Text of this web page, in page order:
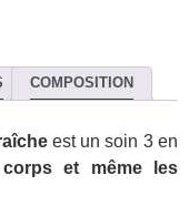
COMPOSITION
est un soin 3 en
et même les